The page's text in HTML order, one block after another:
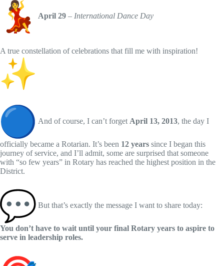
April 29 – International Dance Day
A true constellation of celebrations that fill me with inspiration!
And of course, I can’t forget April 13, 2013, the day I
officially became a Rotarian. It’s been 12 years since I began this
journey of service, and I’ll admit, some are surprised that someone
with “so few years” in Rotary has reached the highest position in the
District.
But that’s exactly the message I want to share today:
You don’t have to wait until your final Rotary years to aspire to
serve in leadership roles.